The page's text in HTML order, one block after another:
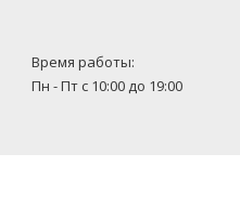
Время работы:
Пн - Пт с 10:00 до 19:00